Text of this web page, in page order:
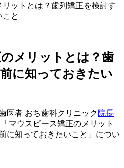
ットとは？歯列矯正を検討す
と
メリットとは？歯
に知っておきたい
医者 おち歯科クリニック 院長
マウスピース矯正のメリット
に知っておきたいこと」につい